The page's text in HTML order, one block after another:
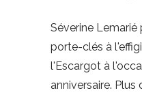
Séverine
porte-clés à
l'Escargot à
anniversaire.